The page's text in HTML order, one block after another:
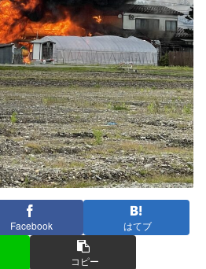
Facebook はてブ
コピー